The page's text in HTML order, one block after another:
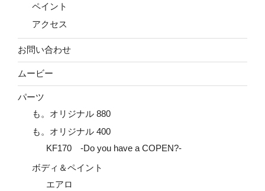
ペイント
アクセス
お問い合わせ
ムービー
パーツ
も。オリジナル 880
も。オリジナル 400
KF170 -Do you have a COPEN?-
ボディ＆ペイント
エアロ